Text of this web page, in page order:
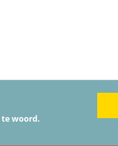
woord.